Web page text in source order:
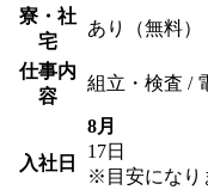
寮・社
宅
あり（無料）
仕事内
容
組立・検査 /
入社日
8月
17日
※目安になり